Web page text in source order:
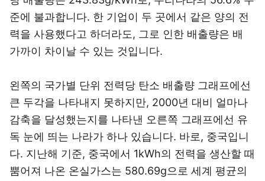
준에 불과합니다. 한 기업이 두 곳에서 같은 양의 전
력을 사용했다고 하더라도, 그로 인한 배출량은 배
가까이 차이날 수 있는 것입니다.
왼쪽의 국가별 단위 전력당 탄소 배출량 그래프에선
큰 두각을 나타내지 못하지만, 2000년 대비 얼마나
감축을 달성했는지를 나타낸 오른쪽 그래프에선 유
독 눈에 띄는 나라가 하나 있습니다. 바로, 중국입니
다. 지난해 기준, 중국에서 1kWh의 전력을 생산할 때
뿜어져 나온 온실가스는 580.69g으로 세계 평균의